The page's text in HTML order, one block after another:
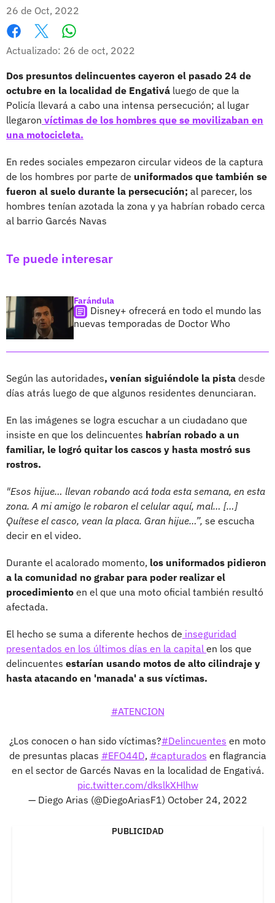
26 de Oct, 2022
Facebook
X
Actualizado: 26 de oct, 2022
Dos presuntos delincuentes cayeron el pasado 24 de
octubre en la localidad de Engativá luego de que la
Policía llevará a cabo una intensa persecución; al lugar
llegaron víctimas de los hombres que se movilizaban en
una motocicleta.
En redes sociales empezaron circular videos de la captura
de los hombres por parte de uniformados que también se
fueron al suelo durante la persecución; al parecer, los
hombres tenían azotada la zona y ya habrían robado cerca
al barrio Garcés Navas
Te puede interesar
Farándula
Disney+ ofrecerá en todo el mundo las
nuevas temporadas de Doctor Who
Según las autoridades, venían siguiéndole la pista desde
días atrás luego de que algunos residentes denunciaran.
En las imágenes se logra escuchar a un ciudadano que
insiste en que los delincuentes habrían robado a un
familiar, le logró quitar los cascos y hasta mostró sus
rostros.
"Esos hijue… llevan robando acá toda esta semana, en esta
zona. A mi amigo le robaron el celular aquí, mal… […]
Quítese el casco, vean la placa. Gran hijue…”, se escucha
decir en el video.
Durante el acalorado momento, los uniformados pidieron
a la comunidad no grabar para poder realizar el
procedimiento en el que una moto oficial también resultó
afectada.
El hecho se suma a diferente hechos de inseguridad
presentados en los últimos días en la capital en los que
delincuentes estarían usando motos de alto cilindraje y
hasta atacando en 'manada' a sus víctimas.
#ATENCION
¿Los conocen o han sido víctimas?#Delincuentes en moto
de presuntas placas #EFO44D, #capturados en flagrancia
en el sector de Garcés Navas en la localidad de Engativá.
pic.twitter.com/dkslkXHlhw
— Diego Arias (@DiegoAriasF1) October 24, 2022
PUBLICIDAD